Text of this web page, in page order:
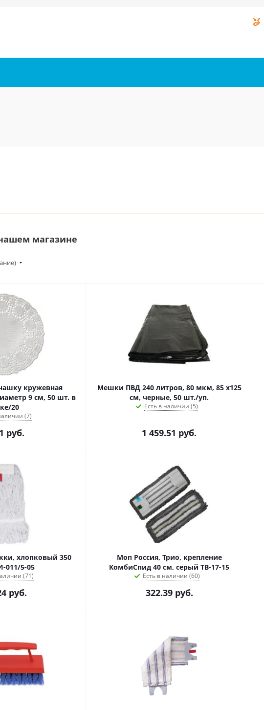
магазине
кружевная
9 см, 50 шт. в
20
(7)
руб.
Мешки ПВД 240 литров, 80 мкм, 85 х125
см, черные, 50 шт./уп.
Есть в наличии (5)
1 459.51 руб.
350
011/5-05
(71)
руб.
Моп Россия, Трио, крепление
КомбиСпид 40 см, серый ТВ-17-15
Есть в наличии (60)
322.39руб.